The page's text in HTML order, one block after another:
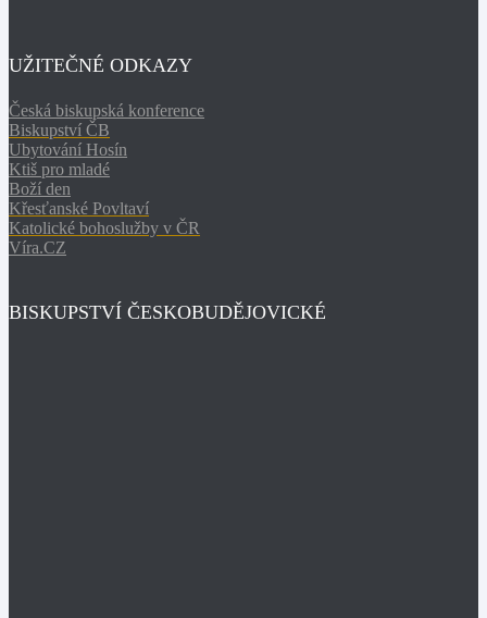
UŽITEČNÉ ODKAZY
Česká biskupská konference
Biskupství ČB
Ubytování Hosín
Ktiš pro mladé
Boží den
Křesťanské Povltaví
Katolické bohoslužby v ČR
Víra.CZ
BISKUPSTVÍ ČESKOBUDĚJOVICKÉ